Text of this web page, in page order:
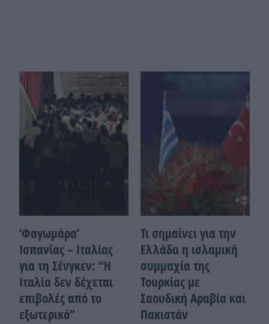
‘Φαγωμάρα’
Ισπανίας – Ιταλίας
για τη Σένγκεν: “Η
Ιταλία δεν δέχεται
επιβολές από το
εξωτερικό”
Τι σημαίνει για την
Ελλάδα η ισλαμική
συμμαχία της
Τουρκίας με
Σαουδική Αραβία και
Πακιστάν